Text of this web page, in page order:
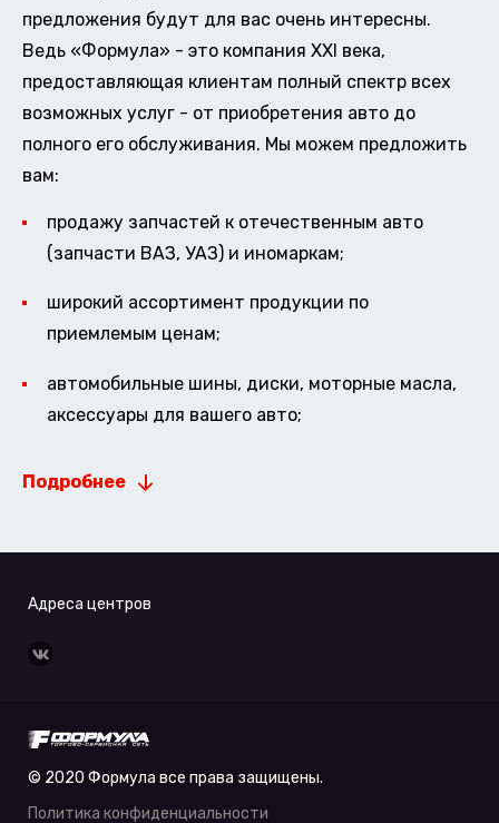
предложения будут для вас очень интересны.
Ведь «Формула» - это компания XXI века,
предоставляющая клиентам полный спектр всех
возможных услуг - от приобретения авто до
полного его обслуживания. Мы можем предложить
вам:
продажу запчастей к отечественным авто
(запчасти ВАЗ, УАЗ) и иномаркам;
широкий ассортимент продукции по
приемлемым ценам;
автомобильные шины, диски, моторные масла,
аксессуары для вашего авто;
Подробнее
Адреса центров
© 2020 Формула все права защищены.
Политика конфиденциальности